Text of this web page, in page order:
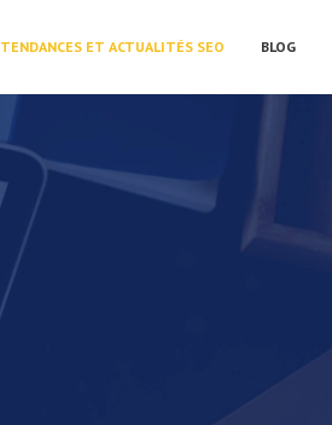
TENDANCES ET ACTUALITÉS SEO BLOG